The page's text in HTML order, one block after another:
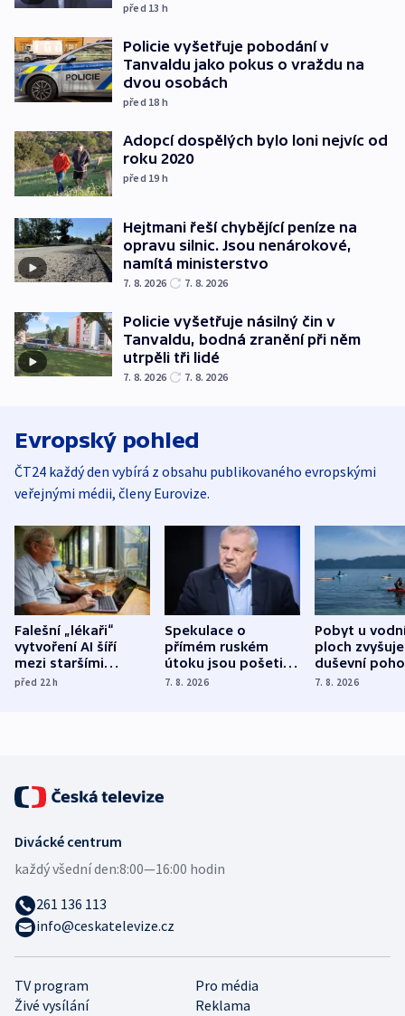
před 13 h
Policie vyšetřuje pobodání v
Tanvaldu jako pokus o vraždu na
dvou osobách
před 18 h
Adopcí dospělých bylo loni nejvíc od
roku 2020
před 19 h
Hejtmani řeší chybějící peníze na
opravu silnic. Jsou nenárokové,
namítá ministerstvo
7. 8. 2026 7. 8. 2026
Policie vyšetřuje násilný čin v
Tanvaldu, bodná zranění při něm
utrpěli tři lidé
7. 8. 2026 7. 8. 2026
Evropský pohled
ČT24 každý den vybírá z obsahu publikovaného evropskými
veřejnými médii, členy Eurovize.
Falešní „lékaři“
vytvoření AI šíří
mezi staršími
Poláky nebezpečné
před 22h
Spekulace o
přímém ruském
útoku jsou pošetilé,
míní estonský
7. 8. 2026
Pobyt u
ploch zvyšuje
duševní
ukázala
7. 8. 2026
TV program
Pro média
Živé vysílání
Reklama
Divácké centrum
každý všední den:8:00—16:00 hodin
261 136 113
info@ceskatelevize.cz